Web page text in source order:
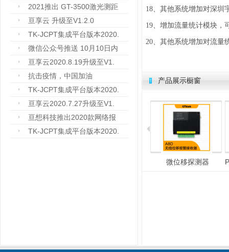
2021推出 GT-3500激光测距
亘享云 升级至V1.2.0
TK-JCPT集成平台版本2020.
微信公众号推送 10月10日内
亘享云2020.8.19升级至V1.
抗击疫情，中国加油
TK-JCPT集成平台版本2020.
亘享云2020.7.27升级至V1.
亘想科技推出2020款网络报
TK-JCPT集成平台版本2020.
18、其他系统增加对深圳
19、增加流量统计模块，
20、其他系统增加对流量
产品展示橱窗
微位移探测器